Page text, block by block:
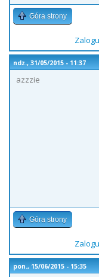
Góra strony
ndz., 31/05/2015 - 11:37
azzzie
Góra strony
pon., 15/06/2015 - 15:35